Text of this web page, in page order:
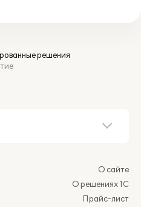
решения
О сайте
О решениях 1С
Прайс-лист